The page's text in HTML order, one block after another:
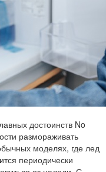
достоинств No
размораживать
моделях, где лед
периодически